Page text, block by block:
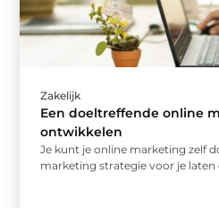
Zakelijk
Een doeltreffende online
ontwikkelen
Je kunt je online marketing zelf
marketing strategie voor je laten